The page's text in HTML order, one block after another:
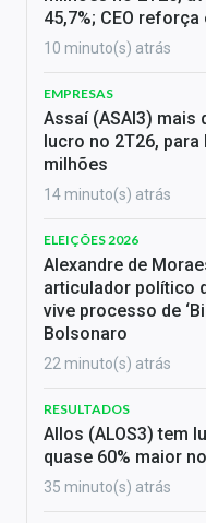
45,7%; CEO
10 minuto(s) atrás
EMPRESAS
Assaí (ASAI3) mais
lucro no 2T26, para
milhões
14 minuto(s) atrás
ELEIÇÕES 2026
Alexandre de
articulador político
vive processo de
Bolsonaro
22 minuto(s) atrás
RESULTADOS
Allos (ALOS3) tem
quase 60% maior
35 minuto(s) atrás